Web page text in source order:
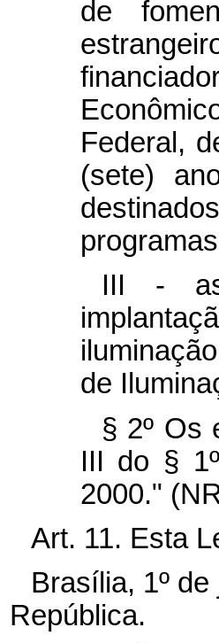
de
Federal,
(sete)
III - as
de
§ 2º Os
III do §
2000."
Art. 11. Esta
Brasília, 1º
República.